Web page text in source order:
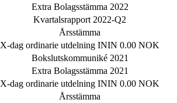
Extra Bolagsstämma 2022
Kvartalsrapport 2022-Q2
Årsstämma
X-dag ordinarie utdelning ININ 0.00 NOK
Bokslutskommuniké 2021
Extra Bolagsstämma 2021
X-dag ordinarie utdelning ININ 0.00 NOK
Årsstämma